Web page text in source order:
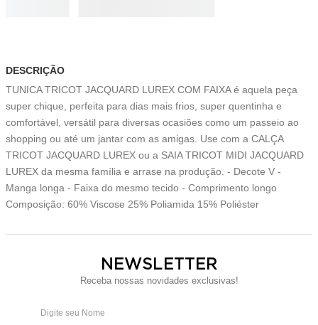
DESCRIÇÃO
TUNICA TRICOT JACQUARD LUREX COM FAIXA é aquela peça
super chique, perfeita para dias mais frios, super quentinha e
comfortável, versátil para diversas ocasiões como um passeio ao
shopping ou até um jantar com as amigas. Use com a CALÇA
TRICOT JACQUARD LUREX ou a SAIA TRICOT MIDI JACQUARD
LUREX da mesma família e arrase na produção. - Decote V -
Manga longa - Faixa do mesmo tecido - Comprimento longo
Composição: 60% Viscose 25% Poliamida 15% Poliéster
NEWSLETTER
Receba nossas novidades exclusivas!